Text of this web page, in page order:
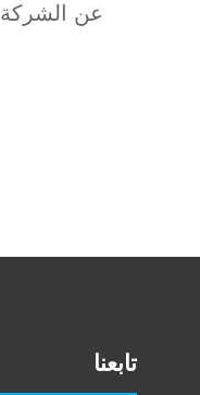
عن الشركة
تابعنا